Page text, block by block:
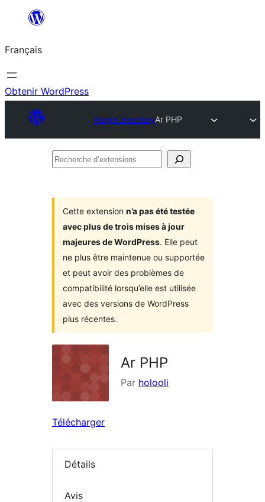
contenu
Français
Obtenir WordPress
Plugin DirectoryAr PHP
Recherche
Cette extension n’a pas été testée
avec plus de trois mises à jour
majeures de WordPress. Elle peut
ne plus être maintenue ou supportée
et peut avoir des problèmes de
compatibilité lorsqu’elle est utilisée
avec des versions de WordPress
plus récentes.
Ar PHP
Par holooli
Télécharger
Détails
Avis